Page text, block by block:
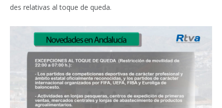
des relativas al toque de queda.